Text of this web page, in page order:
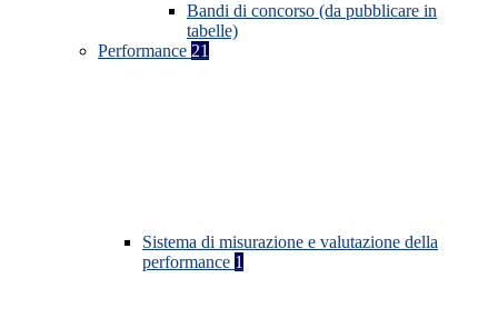
Bandi di concorso (da pubblicare in
tabelle)
Performance 21
Sistema di misurazione e valutazione della
performance 1